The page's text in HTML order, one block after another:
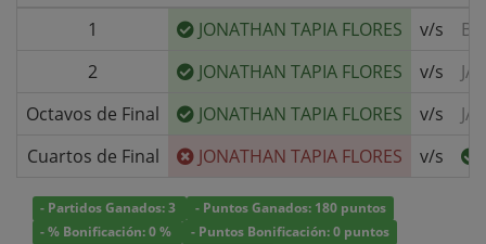
1
JONATHAN TAPIA FLORES v/s
2
JONATHAN TAPIA FLORES v/s
Octavos de Final
JONATHAN TAPIA FLORES v/s
Cuartos de Final
JONATHAN TAPIA FLORES v/s
- Partidos Ganados: 3
- Puntos Ganados: 180 puntos
- % Bonificación: 0 %
- Puntos Bonificación: 0 puntos